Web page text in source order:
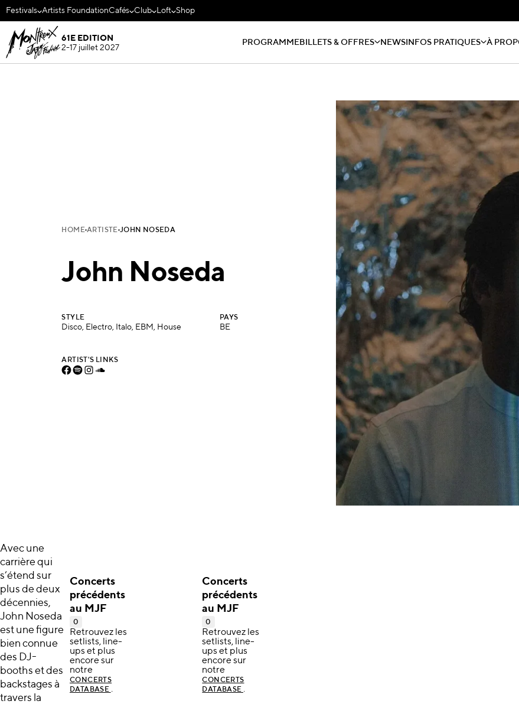
Festivals Artists FoundationCafés Club Loft Shop
61E EDITION
2-17 juillet 2027
PROGRAMMEBILLETS & OFFRES NEWSINFOS PRATIQUES À
HOME ARTISTE JOHN NOSEDA
John Noseda
STYLE
Disco, Electro, Italo, EBM, House
PAYS
BE
ARTIST'S LINKS
Avec une
carrière qui
s’étend sur
plus de deux
décennies,
John Noseda
est une figure
bien connue
des DJ-
booths et des
backstages à
travers la
Concerts
précédents
au MJF
0
Retrouvez les
setlists, line-
ups et plus
encore sur
notre
CONCERTS
DATABASE .
Concerts
précédents
au MJF
0
Retrouvez les
setlists, line-
ups et plus
encore sur
notre
CONCERTS
DATABASE .